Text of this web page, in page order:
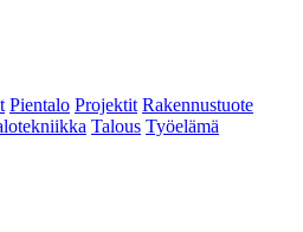
Pientalo Projektit Rakennustuote
Talous Työelämä